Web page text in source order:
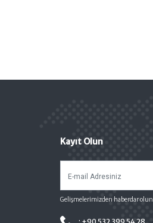
Kayıt Olun
Gelişmelerimizden haberdar olun